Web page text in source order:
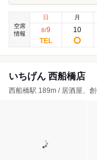
空席
情報
日
8/9
月
10
いちげん 西船橋店
西船橋駅 189m / 居酒屋、